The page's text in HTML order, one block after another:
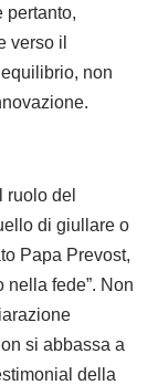
pertanto,
verso il
non
ruolo del
di giullare o
Papa Prevost,
nella fede”. Non
si abbassa a
della